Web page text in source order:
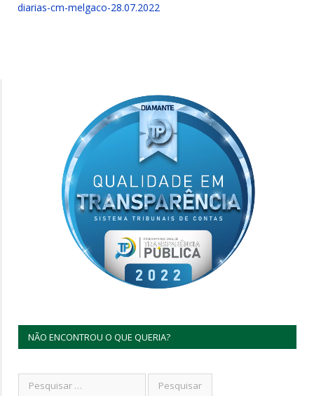
diarias-cm-melgaco-28.07.2022
NÃO ENCONTROU O QUE QUERIA?